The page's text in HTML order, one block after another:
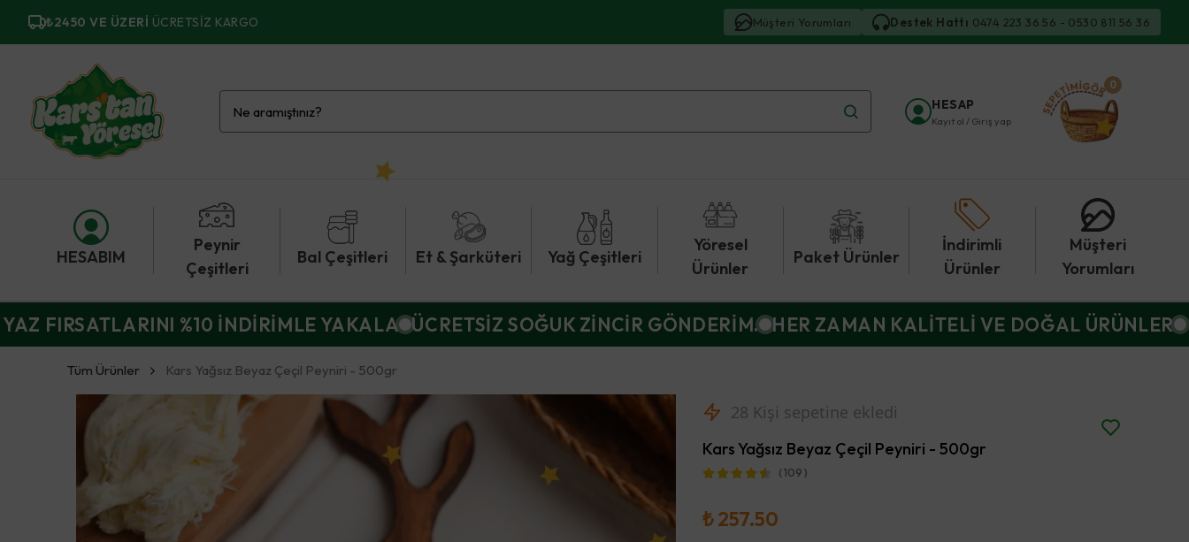
₺2450 VE ÜZERI ÜCRETSIZ KARGO Destek Hattı 0474 223 36 56 - 0530 811 56 36
Müşteri Yorumları
HESAP
Kayıt ol / Giriş yap
0
HESABIM
Peynir
Çeşitleri
Bal Çeşitleri Et & Şarküteri Yağ Çeşitleri
Yöresel
Ürünler
Paket Ürünler
İndirimli
Ürünler
Müşteri
Yorumları
YAZ FIRSATLARINI %10 İNDİRİMLE YAKALA ÜCRETSİZ SOĞUK ZİNCİR GÖNDERİM. HER ZAMAN KALİTELİ VE DOĞAL ÜRÜNLER
Tüm Ürünler Kars Yağsız Beyaz Çeçil Peyniri - 500gr
2 Gün içinde kargoda
Kars Yağsız Beyaz Çeçil Peyniri - 500gr
( 109 )
₺ 257.50